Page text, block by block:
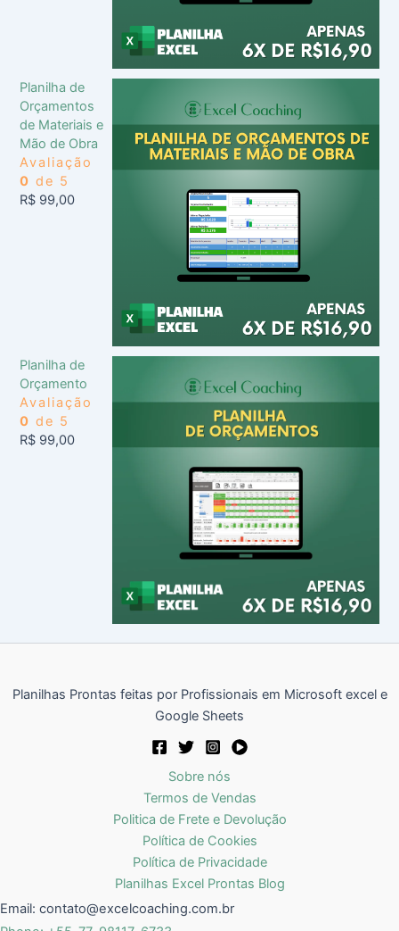
Planilha de
Orçamentos
de Materiais e
Mão de Obra
Avaliação
0 de 5
R$ 99,00
Planilha de
Orçamento
Avaliação
0 de 5
R$ 99,00
Planilhas Prontas feitas por Profissionais em Microsoft excel e
Google Sheets
Sobre nós
Termos de Vendas
Politica de Frete e Devolução
Política de Cookies
Política de Privacidade
Planilhas Excel Prontas Blog
Email: contato@excelcoaching.com.br